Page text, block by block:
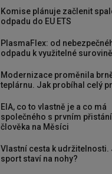
Komise plánuje začlenit
odpadu do EU ETS
PlasmaFlex: od
odpadu k využitelné
Modernizace proměnila
teplárnu. Jak probíhal celý
EIA, co to vlastně je a co má
společného s prvním
člověka na Měsíci
Vlastní cesta k udržitelnosti.
sport staví na nohy?